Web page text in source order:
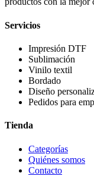
Servicios
Impresión DTF
Sublimación
Vinilo textil
Bordado
Diseño
Pedidos para
Tienda
Categorías
Quiénes somos
Contacto